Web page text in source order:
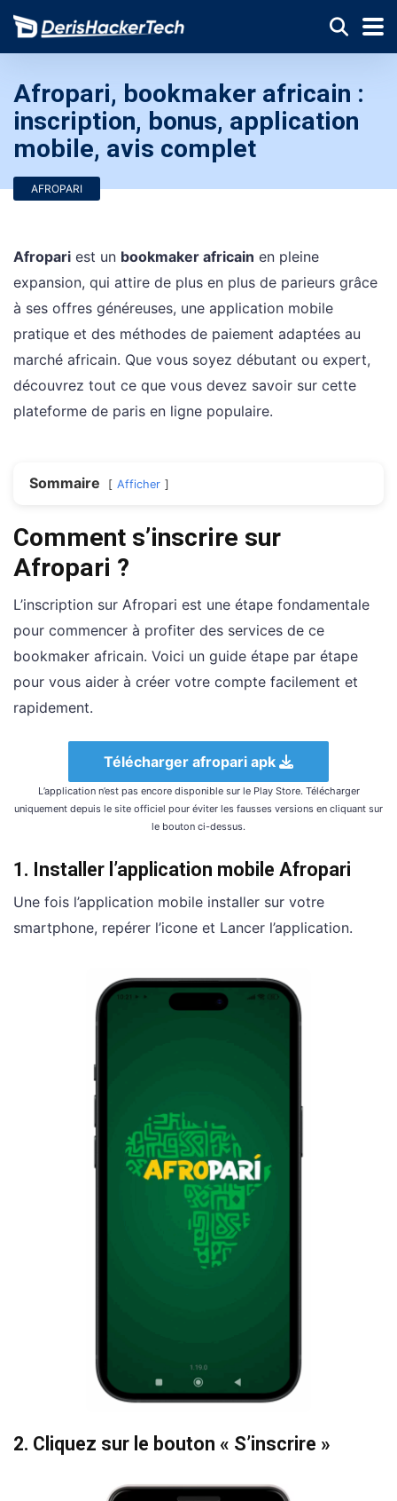
Afropari, bookmaker africain :
inscription, bonus, application
mobile, avis complet
AFROPARI
Afropari est un bookmaker africain en pleine
expansion, qui attire de plus en plus de parieurs grâce
à ses offres généreuses, une application mobile
pratique et des méthodes de paiement adaptées au
marché africain. Que vous soyez débutant ou expert,
découvrez tout ce que vous devez savoir sur cette
plateforme de paris en ligne populaire.
Sommaire Afficher
Comment s’inscrire sur
Afropari ?
L’inscription sur Afropari est une étape fondamentale
pour commencer à profiter des services de ce
bookmaker africain. Voici un guide étape par étape
pour vous aider à créer votre compte facilement et
rapidement.
Télécharger afropari apk
L’application n’est pas encore disponible sur le Play Store. Télécharger
uniquement depuis le site officiel pour éviter les fausses versions en cliquant sur
le bouton ci-dessus.
1. Installer l’application mobile Afropari
Une fois l’application mobile installer sur votre
smartphone, repérer l’icone et Lancer l’application.
2. Cliquez sur le bouton « S’inscrire »